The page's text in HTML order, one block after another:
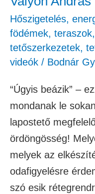
Hőszigetelés,
födémek,
tetőszerkezetek,
videók / Bodnár
“Úgyis beázik” –
mondanak le
lapostető
ördöngösség!
melyek az
odafigyelésre
szó esik
Valyon
András